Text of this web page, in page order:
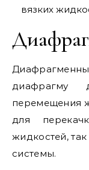
вязких
диафрагму
перемещения
для
жидкостей,
системы.